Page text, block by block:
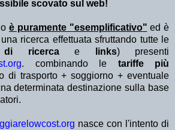
scovato sul web!
è puramente "esemplificativo" ed è
ricerca effettuata sfruttando tutte le
di ricerca e links) presenti
. combinando le tariffe più
di trasporto + soggiorno + eventuale
determinata destinazione sulla base
nasce con l'intento di